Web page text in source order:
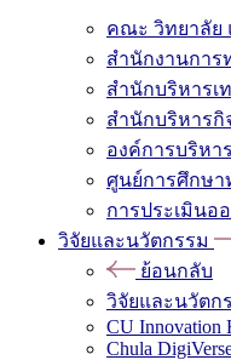
คณะ วิทยาลัย
สำนักงานการ
สำนักบริหารเ
สำนักบริหารกิ
องค์การบริหา
ศูนย์การศึกษา
การประเมินอ
วิจัยและนวัตกรรม
ย้อนกลับ
วิจัยและนวัตก
CU Innovation
Chula